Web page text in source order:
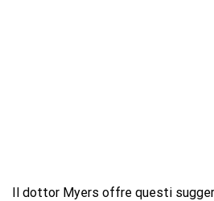
Il dottor Myers offre questi